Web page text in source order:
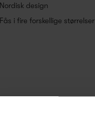
Nordisk design
Fås i fire forskellige størrelser